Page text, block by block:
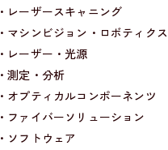
・レーザースキャニング
・マシンビジョン・ロボティクス
・レーザー・光源
・測定・分析
・オプティカルコンポーネンツ
・ファイバーソリューション
・ソフトウェア